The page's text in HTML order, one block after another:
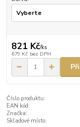
821 Kč/ks
679 Kč bez DPH
Číslo produktu:
EAN kód:
Značka:
Skladové místo: